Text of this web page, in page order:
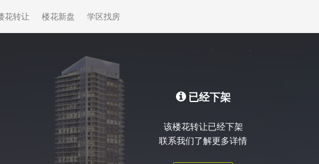
花转让 楼花新盘 学区找房
已经下架
该楼花转让已经下架
联系我们了解更多详情